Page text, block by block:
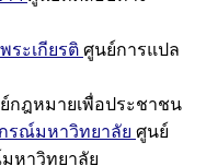
ระเกียรติ ศูนย์การแปล
กฎหมายเพื่อประชาชน
รณ์มหาวิทยาลัย ศูนย์
หาวิทยาลัย